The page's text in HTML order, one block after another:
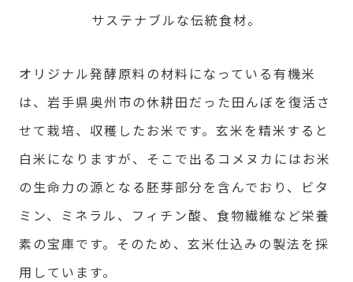
サステナブルな伝統食材。
オリジナル発酵原料の材料になっている有機米
は、岩手県奥州市の休耕田だった田んぼを復活さ
せて栽培、収穫したお米です。玄米を精米すると
白米になりますが、そこで出るコメヌカにはお米
の生命力の源となる胚芽部分を含んでおり、ビタ
ミン、ミネラル、フィチン酸、食物繊維など栄養
素の宝庫です。そのため、玄米仕込みの製法を採
用しています。